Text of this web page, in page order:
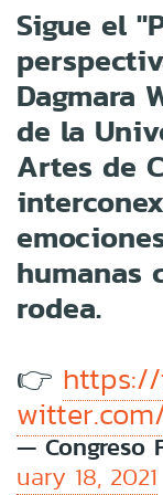
Sigue el
Dagmara
de la
Artes de
humanas
rodea.
👉 https://
— Congreso
uary 18, 2021